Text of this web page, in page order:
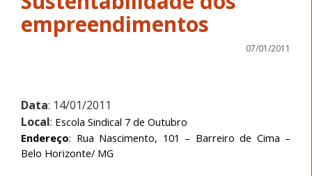
empreendimentos
07/01/2011
Data: 14/01/2011
Local: Escola Sindical 7 de Outubro
Endereço: Rua Nascimento, 101 – Barreiro de Cima –
Belo Horizonte/ MG